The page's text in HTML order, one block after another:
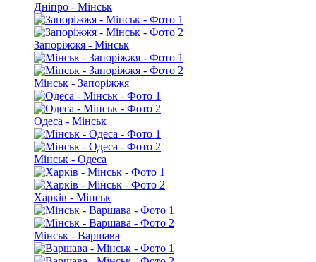
Дніпро - Мінськ
Запоріжжя - Мінськ
Мінськ - Запоріжжя
Одеса - Мінськ
Мінськ - Одеса
Харків - Мінськ
Мінськ - Варшава